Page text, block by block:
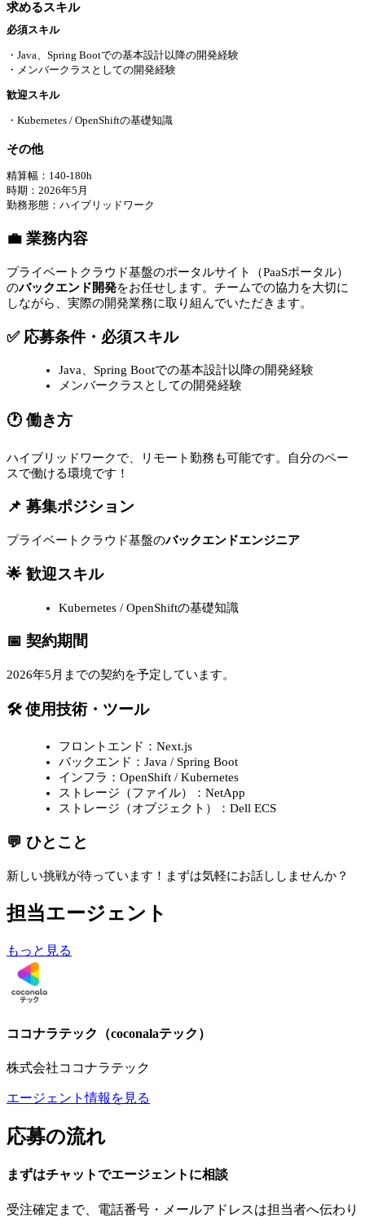
求めるスキル
必須スキル
・Java、Spring Bootでの基本設計以降の開発経験
・メンバークラスとしての開発経験
歓迎スキル
・Kubernetes / OpenShiftの基礎知識
その他
精算幅：140-180h
時期：2026年5月
勤務形態：ハイブリッドワーク
💼 業務内容
プライベートクラウド基盤のポータルサイト（PaaSポータル）
のバックエンド開発をお任せします。チームでの協力を大切に
しながら、実際の開発業務に取り組んでいただきます。
✅ 応募条件・必須スキル
Java、Spring Bootでの基本設計以降の開発経験
メンバークラスとしての開発経験
🕐 働き方
ハイブリッドワークで、リモート勤務も可能です。自分のペー
スで働ける環境です！
📌 募集ポジション
プライベートクラウド基盤のバックエンドエンジニア
🌟 歓迎スキル
Kubernetes / OpenShiftの基礎知識
📅 契約期間
2026年5月までの契約を予定しています。
🛠 使用技術・ツール
フロントエンド：Next.js
バックエンド：Java / Spring Boot
インフラ：OpenShift / Kubernetes
ストレージ（ファイル）：NetApp
ストレージ（オブジェクト）：Dell ECS
💬 ひとこと
新しい挑戦が待っています！まずは気軽にお話ししませんか？
担当エージェント
もっと見る
ココナラテック（coconalaテック）
株式会社ココナラテック
エージェント情報を見る
応募の流れ
まずはチャットでエージェント に相談
受注確定まで、 電話番号・メールアドレスは担当者へ伝わり